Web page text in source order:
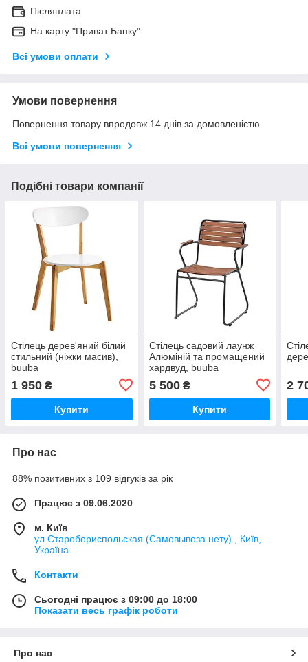
Післяплата
На карту "Приват Банку"
Всі умови оплати
Умови повернення
Повернення товару впродовж 14 днів за домовленістю
Всі умови повернення
Подібні товари компанії
Стілець дерев'яний білий
стильний (ніжки масив),
buuba
1 950 ₴
Купити
Стілець садовий лаунж
Алюміній та промащений
хардвуд, buuba
5 500₴
Купити
2
Про нас
88% позитивних з 109 відгуків за рік
Працює з 09.06.2020
м. Київ
ул.Старобориспольская (Самовывоза нету) , Київ,
Україна
Контакти
Сьогодні працює з 09:00 до 18:00
Показати весь графік роботи
Про нас